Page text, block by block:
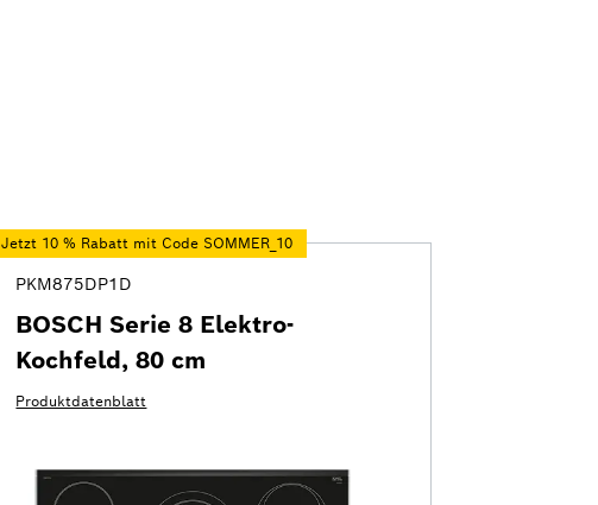
Jetzt 10 % Rabatt mit Code SOMMER_10
PKM875DP1D
BOSCH Serie 8 Elektro-
Kochfeld, 80 cm
Produktdatenblatt